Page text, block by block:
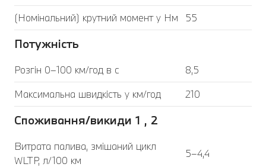
(Номінальний) крутний момент у Нм 55
Потужність
Розгін 0–100 км/год в с
8,5
Максимальна швидкість у км/год
210
Споживання/викиди 1 , 2
Витрата палива, змішаний цикл
WLTP, л/100 км
5–4,4